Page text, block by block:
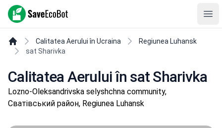
SaveEcoBot
Calitatea Aerului în Ucraina
Regiunea Luhansk
sat Sharivka
Calitatea Aerului în sat Sharivka
Lozno-Oleksandrivska selyshchna community,
Сватівський район, Regiunea Luhansk